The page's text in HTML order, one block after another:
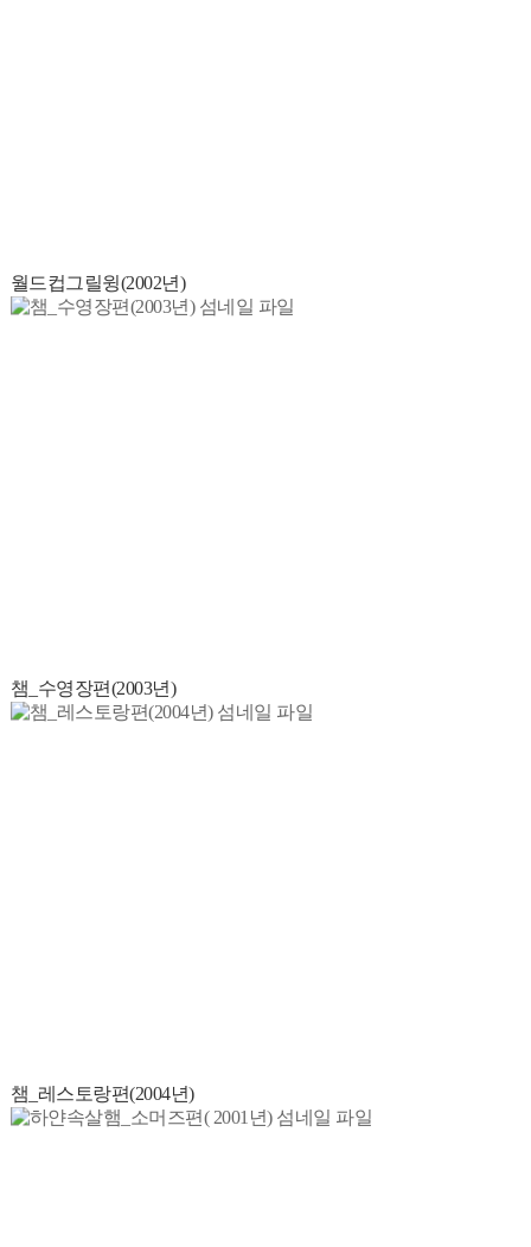
월드컵그릴윙(2002년)
챔_수영장편(2003년)
챔_레스토랑편(2004년)